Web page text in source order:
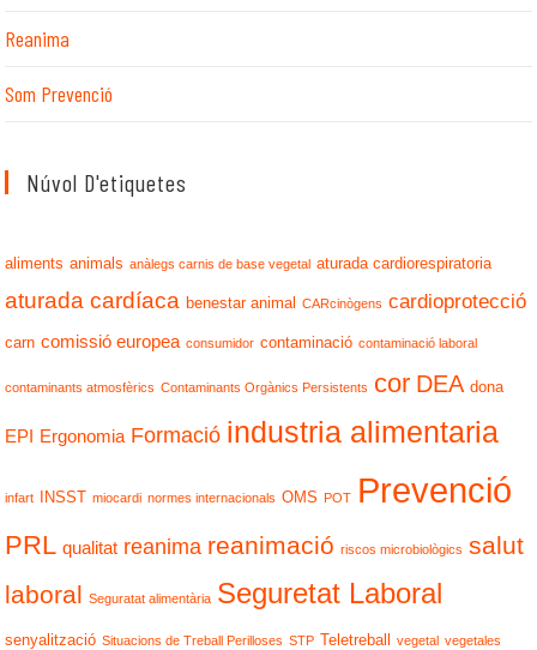
Reanima
Som Prevenció
Núvol D'etiquetes
aliments animals anàlegs carnis de base vegetal aturada cardiorespiratoria
aturada cardíaca benestar animal CARcinògens cardioprotecció
carn comissió europea consumidor contaminació contaminació laboral
contaminants atmosfèrics Contaminants Orgànics Persistents cor DEA dona
EPI Ergonomia Formació industria alimentaria
infart INSST miocardi normes internacionals OMS POT Prevenció
PRL qualitat reanima reanimació riscos microbiològics salut
laboral Seguratat alimentària Seguretat Laboral
senyalització Situacions de Treball Perilloses STP Teletreball vegetal vegetales